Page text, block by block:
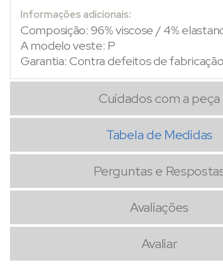
Informações adicionais:
Composição: 96% viscose / 4%
A modelo veste: P
Garantia: Contra defeitos de
Cuidados com a peça
Tabela de Medidas
Perguntas e
Avaliações
Avaliar